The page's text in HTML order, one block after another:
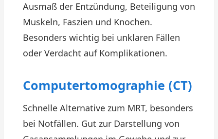
Ausmaß der Entzündung, Beteiligung von
Muskeln, Faszien und Knochen.
Besonders wichtig bei unklaren Fällen
oder Verdacht auf Komplikationen.
Computertomographie (CT)
Schnelle Alternative zum MRT, besonders
bei Notfällen. Gut zur Darstellung von